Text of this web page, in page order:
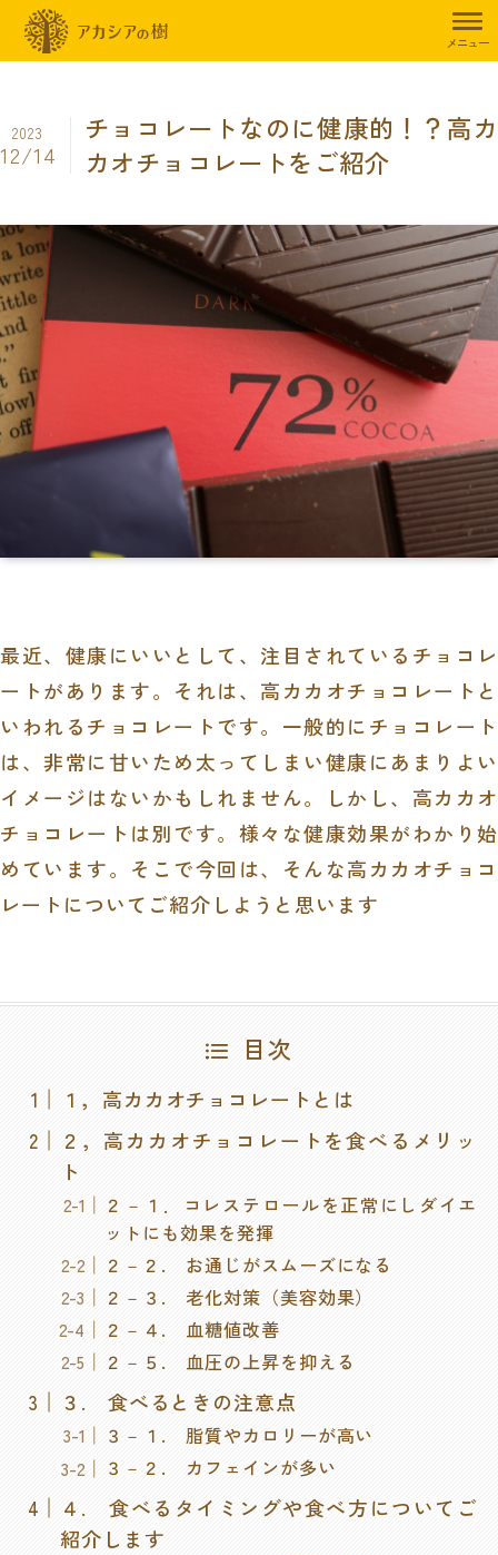
メニュー
トップページ 暮らしのお役立ち情報 チョコレートな
チョコレートなのに健康的！？高カ
カオチョコレートをご紹介
2023
12/14
最近、健康にいいとして、注目されているチョコレ
ートがあります。それは、高カカオチョコレートと
いわれるチョコレートです。一般的にチョコレート
は、非常に甘いため太ってしまい健康にあまりよい
イメージはないかもしれません。しかし、高カカオ
チョコレートは別です。様々な健康効果がわかり始
めています。そこで今回は、そんな高カカオチョコ
レートについてご紹介しようと思います
目次
１，高カカオチョコレートとは
２，高カカオチョコレートを食べるメリッ
ト
２－１．コレステロールを正常にしダイエ
ットにも効果を発揮
２－２. お通じがスムーズになる
２－３. 老化対策（美容効果）
２－４. 血糖値改善
２－５. 血圧の上昇を抑える
３. 食べるときの注意点
３－１. 脂質やカロリーが高い
３－２. カフェインが多い
４. 食べるタイミングや食べ方についてご
紹介します